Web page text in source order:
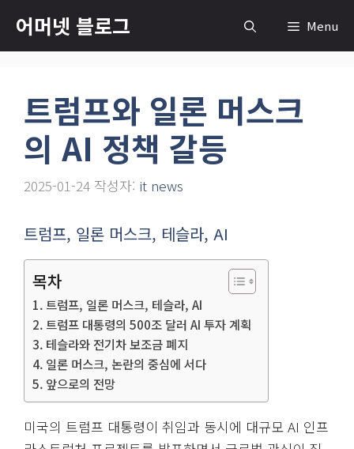
츠
어머넷 블로그 Menu
트럼프와 일론 머스크
의 AI 정책 갈등
2025-01-24 작성자: it news
트럼프, 일론 머스크, 테슬라, AI
목차
트럼프, 일론 머스크, 테슬라, AI
트럼프 대통령의 500조 달러 AI 투자 계획
테슬라와 전기차 보조금 폐지
일론 머스크, 논란의 중심에 서다
앞으로의 전망
미국의 트럼프 대통령이 취임과 동시에 대규모 AI 인프